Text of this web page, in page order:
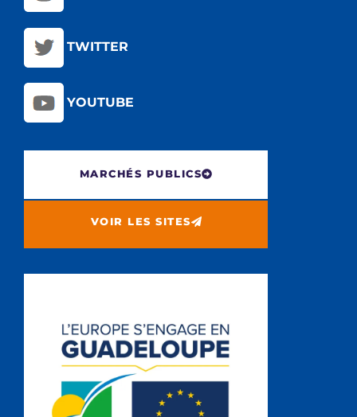
TWITTER
YOUTUBE
MARCHÉS PUBLICS
VOIR LES SITES